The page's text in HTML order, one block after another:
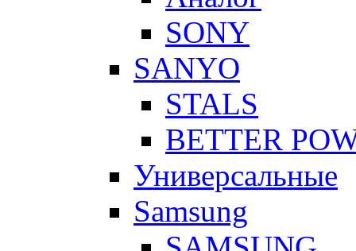
SONY
SANYO
STALS
BETTER
Универсальные
Samsung